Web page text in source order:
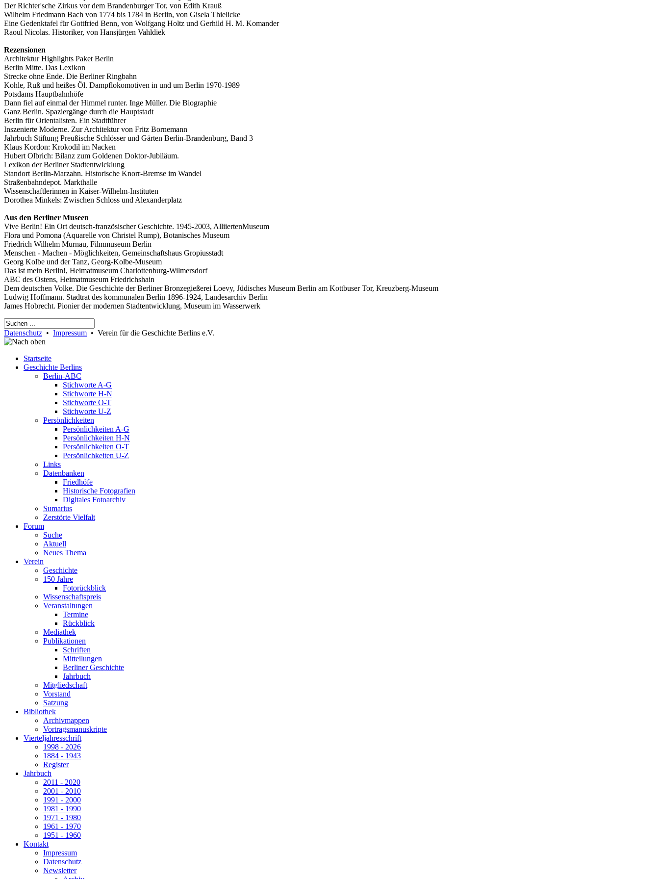
Der Richter'sche Zirkus vor dem Brandenburger Tor, von Edith Krauß
Wilhelm Friedmann Bach von 1774 bis 1784 in Berlin, von Gisela Thielicke
Eine Gedenktafel für Gottfried Benn, von Wolfgang Holtz und Gerhild H. M. Komander
Raoul Nicolas. Historiker, von Hansjürgen Vahldiek
Rezensionen
Architektur Highlights Paket Berlin
Berlin Mitte. Das Lexikon
Strecke ohne Ende. Die Berliner Ringbahn
Kohle, Ruß und heißes Öl. Dampflokomotiven in und um Berlin 1970-1989
Potsdams Hauptbahnhöfe
Dann fiel auf einmal der Himmel runter. Inge Müller. Die Biographie
Ganz Berlin. Spaziergänge durch die Hauptstadt
Berlin für Orientalisten. Ein Stadtführer
Inszenierte Moderne. Zur Architektur von Fritz Bornemann
Jahrbuch Stiftung Preußische Schlösser und Gärten Berlin-Brandenburg, Band 3
Klaus Kordon: Krokodil im Nacken
Hubert Olbrich: Bilanz zum Goldenen Doktor-Jubiläum.
Lexikon der Berliner Stadtentwicklung
Standort Berlin-Marzahn. Historische Knorr-Bremse im Wandel
Straßenbahndepot. Markthalle
Wissenschaftlerinnen in Kaiser-Wilhelm-Instituten
Dorothea Minkels: Zwischen Schloss und Alexanderplatz
Aus den Berliner Museen
Vive Berlin! Ein Ort deutsch-französischer Geschichte. 1945-2003, AlliiertenMuseum
Flora und Pomona (Aquarelle von Christel Rump), Botanisches Museum
Friedrich Wilhelm Murnau, Filmmuseum Berlin
Menschen - Machen - Möglichkeiten, Gemeinschaftshaus Gropiusstadt
Georg Kolbe und der Tanz, Georg-Kolbe-Museum
Das ist mein Berlin!, Heimatmuseum Charlottenburg-Wilmersdorf
ABC des Ostens, Heimatmuseum Friedrichshain
Dem deutschen Volke. Die Geschichte der Berliner Bronzegießerei Loevy, Jüdisches Museum Berlin am Kottbuser Tor, Kreuzberg-Museum
Ludwig Hoffmann. Stadtrat des kommunalen Berlin 1896-1924, Landesarchiv Berlin
James Hobrecht. Pionier der modernen Stadtentwicklung, Museum im Wasserwerk
Datenschutz • Impressum • Verein für die Geschichte Berlins e.V.
Startseite
Geschichte Berlins
Berlin-ABC
Stichworte A-G
Stichworte H-N
Stichworte O-T
Stichworte U-Z
Persönlichkeiten
Persönlichkeiten A-G
Persönlichkeiten H-N
Persönlichkeiten O-T
Persönlichkeiten U-Z
Links
Datenbanken
Friedhöfe
Historische Fotografien
Digitales Fotoarchiv
Sumarius
Zerstörte Vielfalt
Forum
Suche
Aktuell
Neues Thema
Verein
Geschichte
150 Jahre
Fotorückblick
Wissenschaftspreis
Veranstaltungen
Termine
Rückblick
Mediathek
Publikationen
Schriften
Mitteilungen
Berliner Geschichte
Jahrbuch
Mitgliedschaft
Vorstand
Satzung
Bibliothek
Archivmappen
Vortragsmanuskripte
Vierteljahresschrift
1998 - 2026
1884 - 1943
Register
Jahrbuch
2011 - 2020
2001 - 2010
1991 - 2000
1981 - 1990
1971 - 1980
1961 - 1970
1951 - 1960
Kontakt
Impressum
Datenschutz
Newsletter